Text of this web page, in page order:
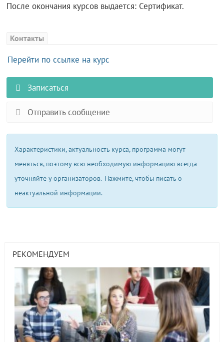
После окончания курсов выдается: Сертификат.
Контакты
Перейти по ссылке на курс
Записаться
Отправить сообщение
Характеристики, актуальность курса, программа могут
меняться, поэтому всю необходимую информацию всегда
уточняйте у организаторов. Нажмите, чтобы писать о
неактуальной информации.
РЕКОМЕНДУЕМ